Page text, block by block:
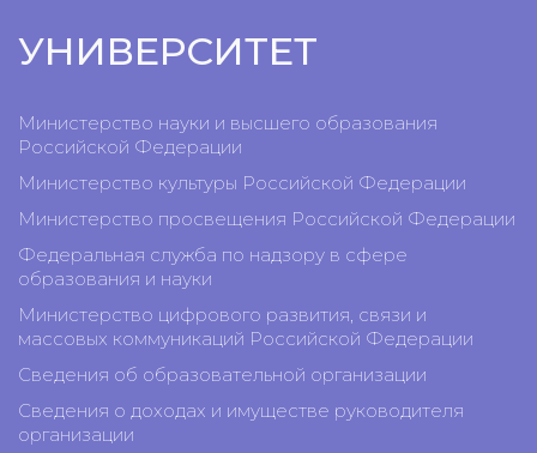
УНИВЕРСИТЕТ
Министерство науки и высшего образования
Российской Федерации
Министерство культуры Российской Федерации
Министерство просвещения Российской Федерации
Федеральная служба по надзору в сфере
образования и науки
Министерство цифрового развития, связи и
массовых коммуникаций Российской Федерации
Сведения об образовательной организации
Сведения о доходах и имуществе руководителя
организации